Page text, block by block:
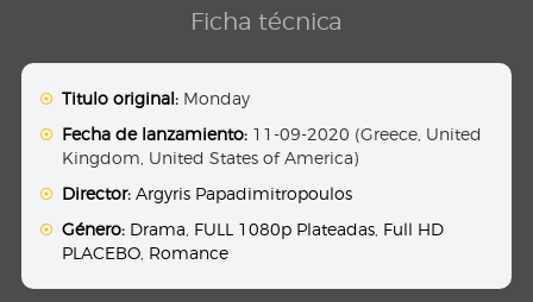
Ficha técnica
Titulo original: Monday
Fecha de lanzamiento: 11-09-2020 (Greece, United
Kingdom, United States of America)
Director: Argyris Papadimitropoulos
Género: Drama FULL 1080p Plateadas Full HD
PLACEBO Romance